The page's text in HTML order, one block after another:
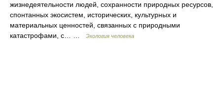
жизнедеятельности людей, сохранности природных ресурсов,
спонтанных экосистем, исторических, культурных и
материальных ценностей, связанных с природными
катастрофами, с… …
Экология человека